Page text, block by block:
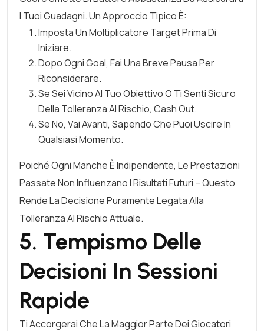
I Tuoi Guadagni. Un Approccio Tipico È:
Imposta Un Moltiplicatore Target Prima Di
Iniziare.
Dopo Ogni Goal, Fai Una Breve Pausa Per
Riconsiderare.
Se Sei Vicino Al Tuo Obiettivo O Ti Senti Sicuro
Della Tolleranza Al Rischio, Cash Out.
Se No, Vai Avanti, Sapendo Che Puoi Uscire In
Qualsiasi Momento.
Poiché Ogni Manche È Indipendente, Le Prestazioni
Passate Non Influenzano I Risultati Futuri – Questo
Rende La Decisione Puramente Legata Alla
Tolleranza Al Rischio Attuale.
5. Tempismo Delle
Decisioni In Sessioni
Rapide
Ti Accorgerai Che La Maggior Parte Dei Giocatori